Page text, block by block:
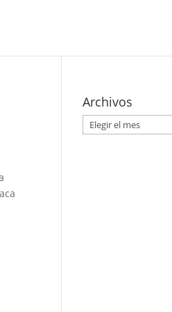
Archivos
Archivos